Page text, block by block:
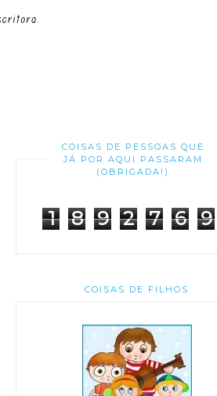
COISAS DE PESSOAS QUE
JÁ POR AQUI PASSARAM
(OBRIGADA!)
1 8 9 2 7 6 9
COISAS DE FILHOS